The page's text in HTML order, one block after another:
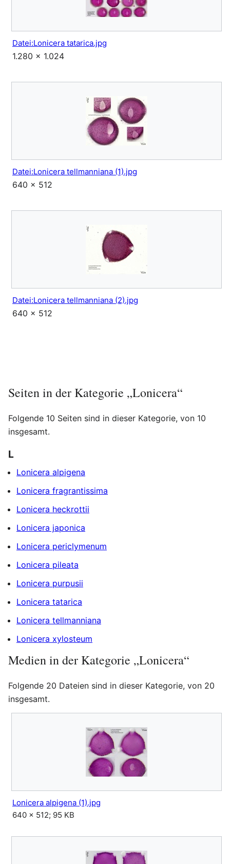
Datei:Lonicera tatarica.jpg
1.280 × 1.024
Datei:Lonicera tellmanniana (1).jpg
640 × 512
Datei:Lonicera tellmanniana (2).jpg
640 × 512
Seiten in der Kategorie „Lonicera“
Folgende 10 Seiten sind in dieser Kategorie, von 10
insgesamt.
L
Lonicera alpigena
Lonicera fragrantissima
Lonicera heckrottii
Lonicera japonica
Lonicera periclymenum
Lonicera pileata
Lonicera purpusii
Lonicera tatarica
Lonicera tellmanniana
Lonicera xylosteum
Medien in der Kategorie „Lonicera“
Folgende 20 Dateien sind in dieser Kategorie, von 20
insgesamt.
Lonicera alpigena (1).jpg
640 × 512; 95 KB